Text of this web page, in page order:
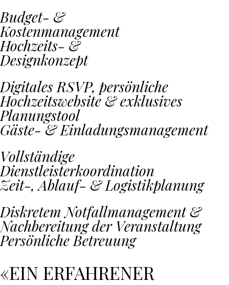
Budget- &
Kostenmanagement
Hochzeits- &
Designkonzept
Digitales RSVP, persönliche
Hochzeitswebsite & exklusives
Planungstool
Gäste- & Einladungs­management
Vollständige
Dienstleisterkoordination
Zeit-, Ablauf- & Logistikplanung
Diskretem Notfallmanagement &
Nachbereitung der Veranstaltung
Persönliche Betreuung
«EIN ERFAHRENER